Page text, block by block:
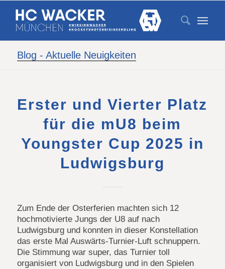
Blog - Aktuelle Neuigkeiten
Erster und Vierter Platz
für die mU8 beim
Youngster Cup 2025 in
Ludwigsburg
Zum Ende der Osterferien machten sich 12
hochmotivierte Jungs der U8 auf nach
Ludwigsburg und konnten in dieser Konstellation
das erste Mal Auswärts-Turnier-Luft schnuppern.
Die Stimmung war super, das Turnier toll
organisiert von Ludwigsburg und in den Spielen